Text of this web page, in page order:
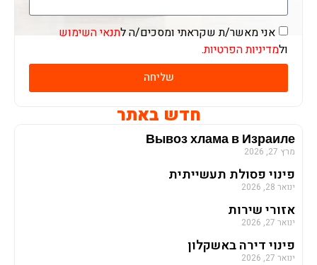
אני מאשר/ת שקראתי ומסכים/ה לתנאי השימוש
ולמדיניות הפרטיות.
שליחה
חדש באתר
Вывоз хлама в Израиле
מרץ 27, 2026
פינוי פסולת תעשייתית
ינואר 28, 2026
אזורי שירות
ינואר 27, 2026
פינוי דירה באשקלון
ינואר 27, 2026